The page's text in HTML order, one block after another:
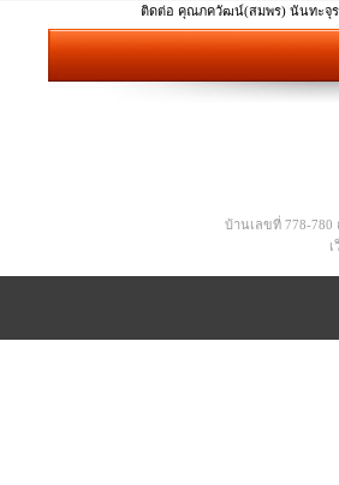
ติดต่อ คุณภควัฒน์(สมพร) นันทะจุรา
บ้านเลขที่ 778-780